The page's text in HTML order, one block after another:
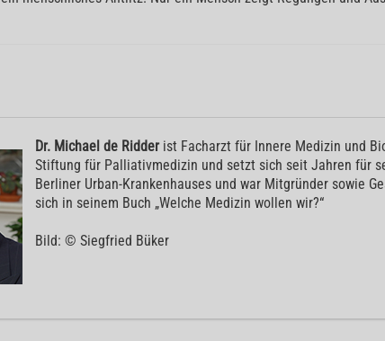
Dr. Michael de Ridderist Facharzt für Innere Medizin und
Stiftung für Palliativmedizin und setzt sich seit Jahren für
Berliner Urban-Krankenhauses und war Mitgründer sowie
sich in seinem Buch „Welche Medizin wollen wir?“
Bild: © Siegfried Büker